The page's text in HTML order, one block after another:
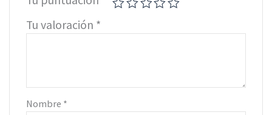
Tu valoración *
Nombre *